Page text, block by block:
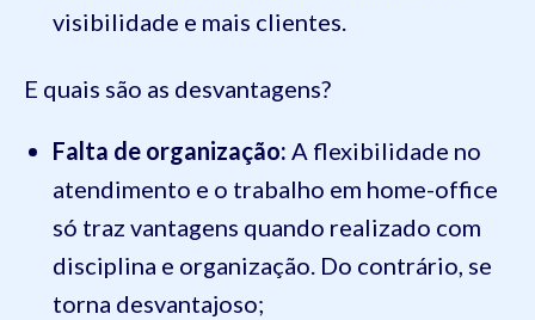
visibilidade e mais clientes.
E quais são as desvantagens?
Falta de organização: A flexibilidade no
atendimento e o trabalho em home-office
só traz vantagens quando realizado com
disciplina e organização. Do contrário, se
torna desvantajoso;